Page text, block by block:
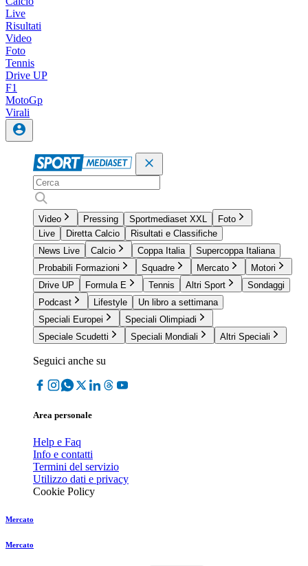
Live
Risultati
Video
Foto
Tennis
Drive UP
F1
MotoGp
Virali
Video Pressing Sportmediaset XXL
Foto
Live
Diretta Calcio
Risultati e Classifiche
News Live
Calcio Coppa Italia
Supercoppa Italiana
Probabili Formazioni
Squadre Mercato
Motori
Drive UP
Formula E Tennis Altri Sport
Sondaggi
Podcast
Lifestyle
Un libro a settimana
Speciali Europei
Speciali Olimpiadi
Speciale Scudetti
Speciali Mondiali Altri Speciali
Seguici anche su
Area personale
Help e Faq
Info e contatti
Termini del servizio
Utilizzo dati e privacy
Cookie Policy
Mercato
Mercato